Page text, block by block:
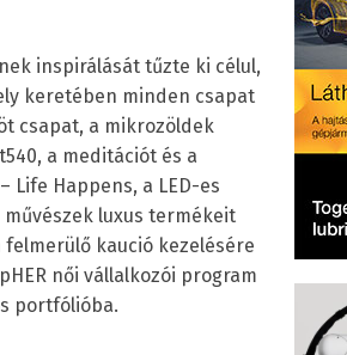
inspirálását tűzte ki célul,
keretében minden csapat
csapat, a mikrozöldek
a meditációt és a
Life Happens, a LED-es
luxus termékeit
kaució kezelésére
női vállalkozói program
portfólióba.